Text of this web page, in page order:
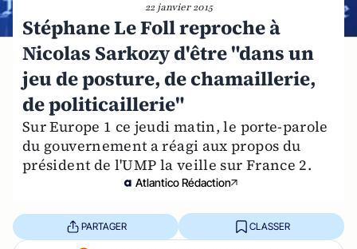
22 janvier 2015
Stéphane Le Foll reproche à
Nicolas Sarkozy d'être "dans un
jeu de posture, de chamaillerie,
de politicaillerie"
Sur Europe 1 ce jeudi matin, le porte-parole
du gouvernement a réagi aux propos du
président de l'UMP la veille sur France 2.
Atlantico Rédaction
PARTAGER CLASSER